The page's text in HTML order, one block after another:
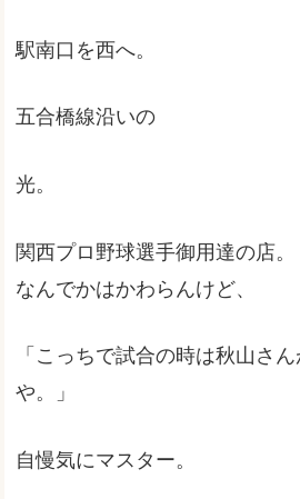
駅南口を西へ。
五合橋線沿いの
光。
関西プロ野球選手御用達の店。
なんでかはかわらんけど、
「こっちで試合の時は秋山さ
や。」
自慢気にマスター。